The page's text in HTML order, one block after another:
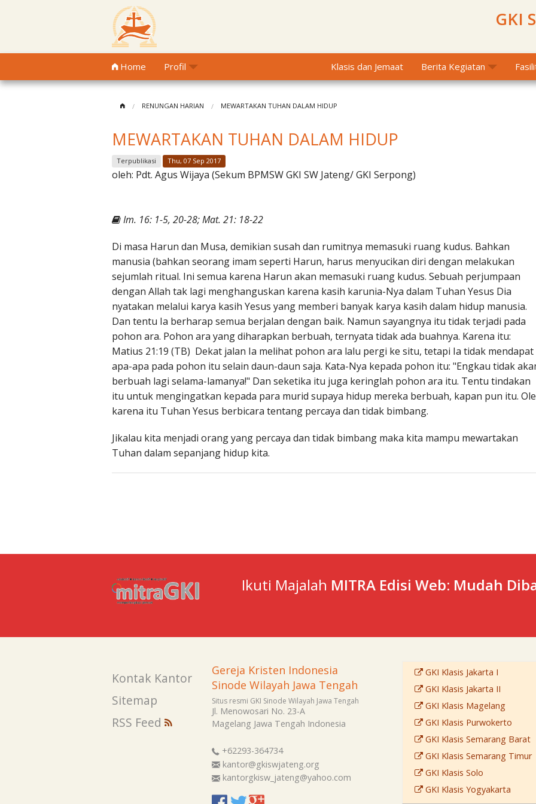
GKI
Home Profil Klasis dan Jemaat Berita Kegiatan
RENUNGAN HARIAN MEWARTAKAN TUHAN DALAM HIDUP
MEWARTAKAN TUHAN DALAM HIDUP
Terpublikasi Thu, 07 Sep 2017
oleh: Pdt. Agus Wijaya (Sekum BPMSW GKI SW Jateng/ GKI Serpong)
Im. 16: 1-5, 20-28; Mat. 21: 18-22
Di masa Harun dan Musa, demikian susah dan rumitnya memasuki ruang kudus. Bahkan
manusia (bahkan seorang imam seperti Harun, harus menyucikan diri dengan melakukan
sejumlah ritual. Ini semua karena Harun akan memasuki ruang kudus. Sebuah perjumpaan
dengan Allah tak lagi menghanguskan karena kasih karunia-Nya dalam Tuhan Yesus Dia
nyatakan melalui karya kasih Yesus yang memberi banyak karya kasih dalam hidup manusia.
Dan tentu Ia berharap semua berjalan dengan baik. Namun sayangnya itu tidak terjadi pada
pohon ara. Pohon ara yang diharapkan berbuah, ternyata tidak ada buahnya. Karena itu:
Matius 21:19 (TB) Dekat jalan Ia melihat pohon ara lalu pergi ke situ, tetapi Ia tidak mendapat
apa-apa pada pohon itu selain daun-daun saja. Kata-Nya kepada pohon itu: "Engkau tidak
berbuah lagi selama-lamanya!" Dan seketika itu juga keringlah pohon ara itu. Tentu tindakan
itu untuk mengingatkan kepada para murid supaya hidup mereka berbuah, kapan pun itu.
karena itu Tuhan Yesus berbicara tentang percaya dan tidak bimbang.
Jikalau kita menjadi orang yang percaya dan tidak bimbang maka kita mampu mewartakan
Tuhan dalam sepanjang hidup kita.
Ikuti Majalah MITRA Edisi Web: Mudah
Kontak Kantor
Sitemap
RSS Feed
Gereja Kristen Indonesia
Sinode Wilayah Jawa Tengah
Situs resmi GKI Sinode Wilayah Jawa Tengah
Jl. Menowosari No. 23-A
Magelang Jawa Tengah Indonesia
+62293-364734
kantor@gkiswjateng.org
kantorgkisw_jateng@yahoo.com
GKI Klasis Jakarta I
GKI Klasis Jakarta II
GKI Klasis Magelang
GKI Klasis Purwokerto
GKI Klasis Semarang Barat
GKI Klasis Semarang Timur
GKI Klasis Solo
GKI Klasis Yogyakarta